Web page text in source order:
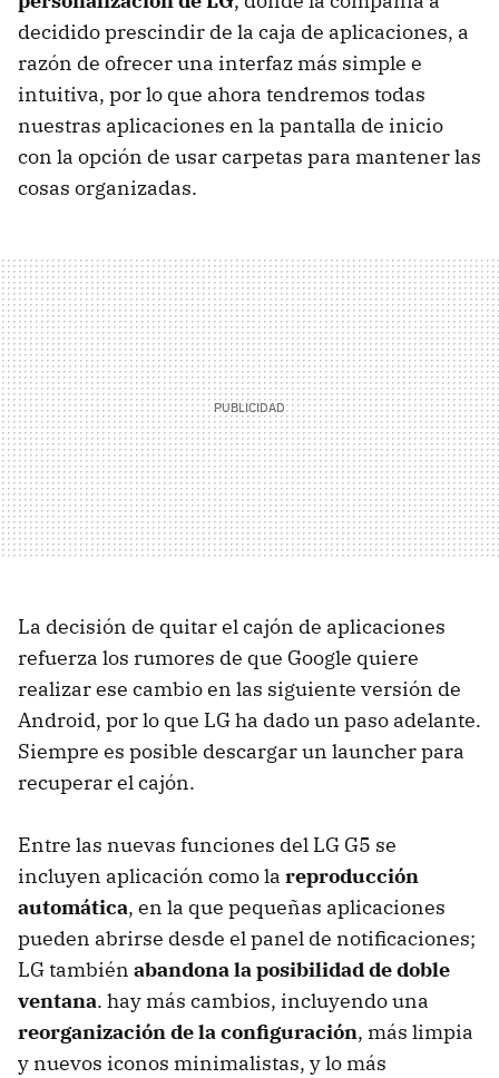
decidido prescindir de la caja de aplicaciones, a
razón de ofrecer una interfaz más simple e
intuitiva, por lo que ahora tendremos todas
nuestras aplicaciones en la pantalla de inicio
con la opción de usar carpetas para mantener las
cosas organizadas.
La decisión de quitar el cajón de aplicaciones
refuerza los rumores de que Google quiere
realizar ese cambio en las siguiente versión de
Android, por lo que LG ha dado un paso adelante.
Siempre es posible descargar un launcher para
recuperar el cajón.
Entre las nuevas funciones del LG G5 se
incluyen aplicación como la reproducción
automática, en la que pequeñas aplicaciones
pueden abrirse desde el panel de notificaciones;
LG también abandona la posibilidad de doble
ventana. hay más cambios, incluyendo una
reorganización de la configuración, más limpia
y nuevos iconos minimalistas, y lo más